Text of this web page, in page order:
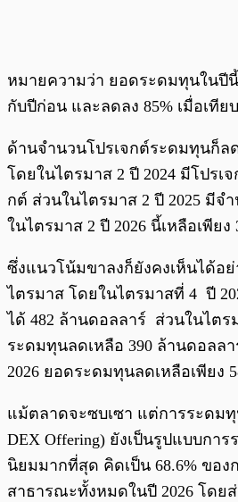
หมายความว่า ยอดระดมทุนในปีนี้
กับปีก่อน และลดลง 85% เมื่อเทีย
ด้านจำนวนโปรเจกต์ระดมทุนก็ล
โดยในไตรมาส 2 ปี 2024 มีโปรเ
กต์ ส่วนในไตรมาส 2 ปี 2025 มีจ
ในไตรมาส 2 ปี 2026 นี้เหลือเพียง
ซึ่งแนวโน้มขาลงก็ยังคงเห็นได้อย่
ไตรมาส โดยในไตรมาสที่ 4 ปี
ได้ 482 ล้านดอลลาร์ ส่วนในไตร
ระดมทุนลดเหลือ 390 ล้านดอลล
2026 ยอดระดมทุนลดเหลือเพียง
แม้ตลาดจะซบเซา แต่การระดม
DEX Offering) ยังเป็นรูปแบบกา
นิยมมากที่สุด คิดเป็น 68.6% ของ
สาธารณะทั้งหมดในปี 2026 โดย